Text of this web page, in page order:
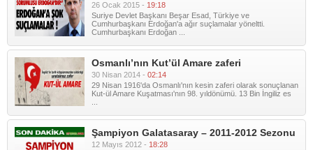
26 Ocak 2015 - 19:18
Suriye Devlet Başkanı Beşar Esad, Türkiye ve
Cumhurbaşkanı Erdoğan'a ağır suçlamalar yöneltti.
Cumhurbaşkanı Erdoğan ...
Osmanlı’nın Kut’ül Amare zaferi
30 Nisan 2014 - 02:14
29 Nisan 1916'da Osmanlı'nın kesin zaferi olarak sonuçlanan
Kut-ül Amare Kuşatması'nın 98. yıldönümü. 13 Bin İngiliz es
Şampiyon Galatasaray – 2011-2012 Sezonu
12 Mayıs 2012 - 18:28